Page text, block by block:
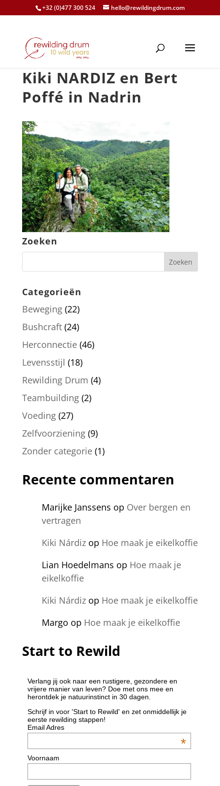
+32 (0)477 300 524 hello@rewildingdrum.com
Kiki NARDIZ en Bert
Poffé in Nadrin
Zoeken
Categorieën
Beweging(22)
Bushcraft(24)
Herconnectie(46)
Levensstijl (18)
Rewilding Drum (4)
Teambuilding(2)
Voeding(27)
Zelfvoorziening(9)
Zonder categorie(1)
Recente commentaren
Marijke Janssens op Over bergen en
vertragen
Kiki Nárdizop Hoe maak je eikelkoffie
Lian Hoedelmans op Hoe maak je
eikelkoffie
Kiki Nárdizop Hoe maak je eikelkoffie
Margo op Hoe maak je eikelkoffie
Start to Rewild
Verlang jij ook naar een rustigere, gezondere en
vrijere manier van leven? Doe met ons mee en
herontdek je natuurinstinct in 30 dagen.
Schrijf in voor 'Start to Rewild' en zet onmiddellijk je
eerste rewilding stappen!
Email Adres
*
Voornaam